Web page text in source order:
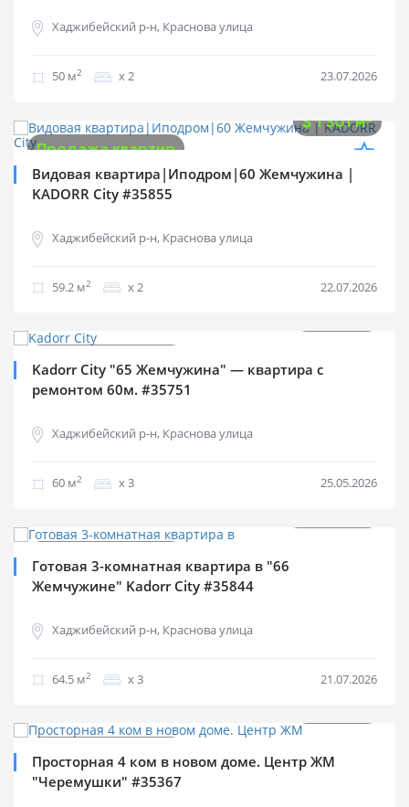
Хаджибейский р-н, Краснова улица
50 м2 х 2 23.07.2026
$1 301 м2
Продажа квартир
Видовая квартира|Иподром|60 Жемчужина |
KADORR City #35855
Хаджибейский р-н, Краснова улица
59.2 м2 х 2 22.07.2026
Kadorr City "65 Жемчужина" — квартира с
ремонтом 60м. #35751
Хаджибейский р-н, Краснова улица
60 м2 х 3 25.05.2026
Готовая 3-комнатная квартира в "66
Жемчужине" Kadorr City #35844
Хаджибейский р-н, Краснова улица
64.5 м2 х 3 21.07.2026
Просторная 4 ком в новом доме. Центр ЖМ
"Черемушки" #35367